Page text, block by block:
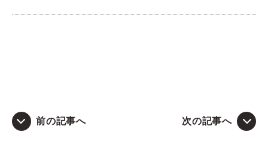
前の記事へ 次の記事へ